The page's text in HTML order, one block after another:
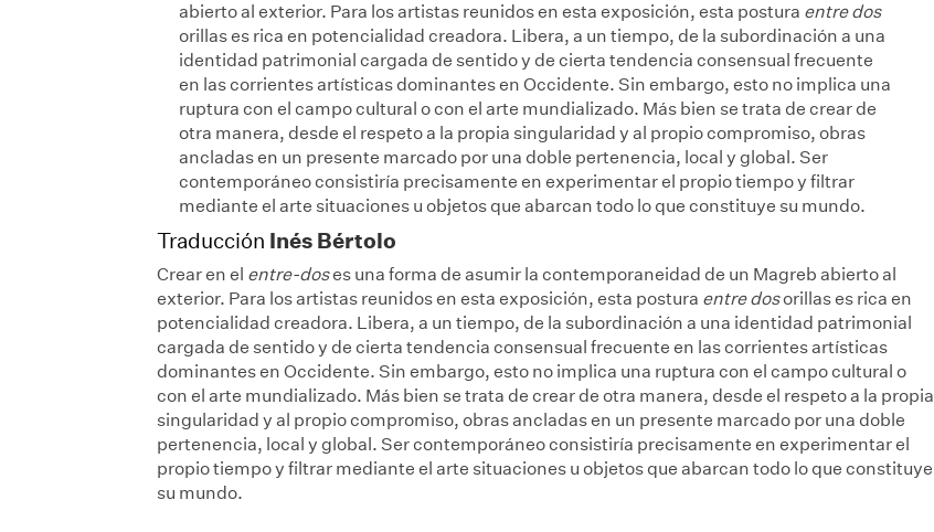
abierto al exterior. Para los artistas reunidos en esta exposición, esta postura entre dos
orillas es rica en potencialidad creadora. Libera, a un tiempo, de la subordinación a una
identidad patrimonial cargada de sentido y de cierta tendencia consensual frecuente
en las corrientes artísticas dominantes en Occidente. Sin embargo, esto no implica una
ruptura con el campo cultural o con el arte mundializado. Más bien se trata de crear de
otra manera, desde el respeto a la propia singularidad y al propio compromiso, obras
ancladas en un presente marcado por una doble pertenencia, local y global. Ser
contemporáneo consistiría precisamente en experimentar el propio tiempo y filtrar
mediante el arte situaciones u objetos que abarcan todo lo que constituye su mundo.
Traducción Inés Bértolo
Crear en el entre-doses una forma de asumir la contemporaneidad de un Magreb abierto al
exterior. Para los artistas reunidos en esta exposición, esta postura entre dosorillas es rica en
potencialidad creadora. Libera, a un tiempo, de la subordinación a una identidad patrimonial
cargada de sentido y de cierta tendencia consensual frecuente en las corrientes artísticas
dominantes en Occidente. Sin embargo, esto no implica una ruptura con el campo cultural o
con el arte mundializado. Más bien se trata de crear de otra manera, desde el respeto a la propia
singularidad y al propio compromiso, obras ancladas en un presente marcado por una doble
pertenencia, local y global. Ser contemporáneo consistiría precisamente en experimentar el
propio tiempo y filtrar mediante el arte situaciones u objetos que abarcan todo lo que constituye
su mundo.